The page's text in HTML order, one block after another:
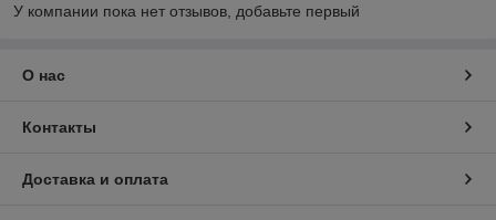
У компании пока нет отзывов, добавьте первый
О нас
Контакты
Доставка и оплата